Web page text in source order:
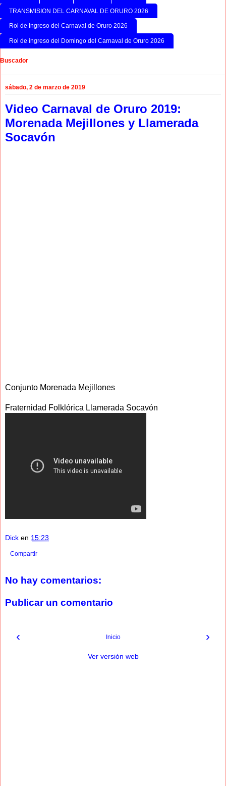
TRANSMISION DEL CARNAVAL DE ORURO 2026
Rol de Ingreso del Carnaval de Oruro 2026
Rol de ingreso del Domingo del Carnaval de Oruro 2026
Buscador
sábado, 2 de marzo de 2019
Video Carnaval de Oruro 2019:
Morenada Mejillones y Llamerada
Socavón
Conjunto Morenada Mejillones
Fraternidad Folklórica Llamerada Socavón
Dick en 15:23
Compartir
No hay comentarios:
Publicar un comentario
‹ ›
Inicio
Ver versión web